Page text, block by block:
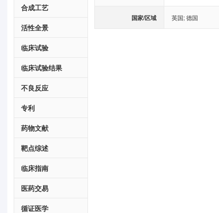
合成工艺
活性全景
临床试验
临床试验结果
不良反应
专利
药物文献
靶点综述
临床指南
医药交易
循证医学
国家/区域 英国;德国